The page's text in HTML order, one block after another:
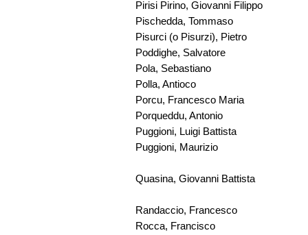
Pirisi Pirino, Giovanni Filippo
Pischedda, Tommaso
Pisurci (o Pisurzi), Pietro
Poddighe, Salvatore
Pola, Sebastiano
Polla, Antioco
Porcu, Francesco Maria
Porqueddu, Antonio
Puggioni, Luigi Battista
Puggioni, Maurizio
Quasina, Giovanni Battista
Randaccio, Francesco
Rocca, Francisco